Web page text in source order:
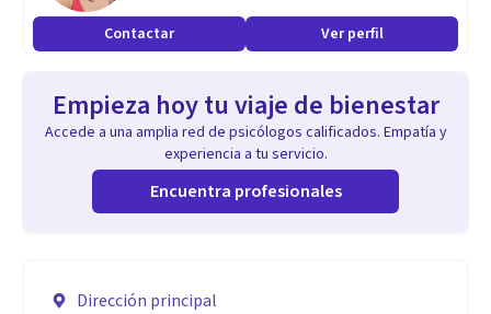
Contactar Ver perfil
Empieza hoy tu viaje de bienestar
Accede a una amplia red de psicólogos calificados. Empatía y
experiencia a tu servicio.
Encuentra profesionales
Dirección principal